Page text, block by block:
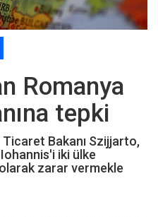
Romanya
tepki
Ticaret Bakanı Szijjarto,
iki ülke
olarak zarar vermekle